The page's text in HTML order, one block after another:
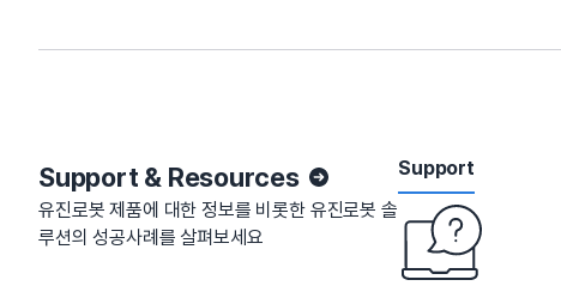
Support & Resources
유진로봇 제품에 대한 정보를 비롯한 유진로봇 솔
루션의 성공사례를 살펴보세요
Support